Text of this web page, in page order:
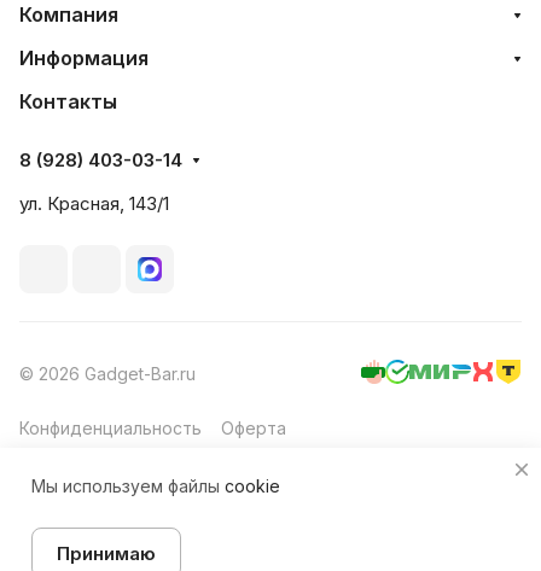
Компания
Информация
Контакты
8 (928) 403-03-14
ул. Красная, 143/1
© 2026 Gadget-Bar.ru
Конфиденциальность Оферта
Мы используем файлы cookie
Принимаю